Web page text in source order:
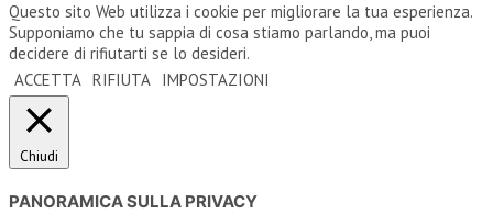
Questo sito Web utilizza i cookie per migliorare la tua esperienza.
Supponiamo che tu sappia di cosa stiamo parlando, ma puoi
decidere di rifiutarti se lo desideri.
ACCETTA RIFIUTA IMPOSTAZIONI
Chiudi
PANORAMICA SULLA PRIVACY